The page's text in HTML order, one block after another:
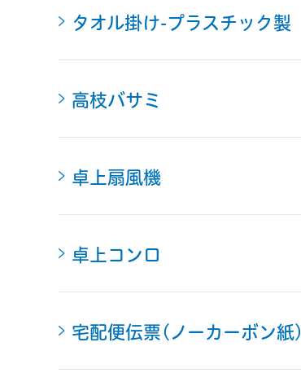
タオル掛け-プラスチック製
高枝バサミ
卓上扇風機
卓上コンロ
宅配便伝票(ノーカーボン紙)